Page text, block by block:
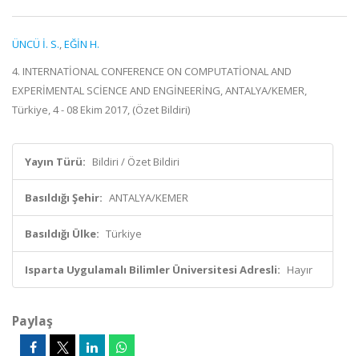
ÜNCÜ İ. S.,EĞİN H.
4. INTERNATİONAL CONFERENCE ON COMPUTATİONAL AND
EXPERİMENTAL SCİENCE AND ENGİNEERİNG, ANTALYA/KEMER,
Türkiye, 4 - 08 Ekim 2017, (Özet Bildiri)
Yayın Türü: Bildiri / Özet Bildiri
Basıldığı Şehir: ANTALYA/KEMER
Basıldığı Ülke: Türkiye
Isparta Uygulamalı Bilimler Üniversitesi Adresli: Hayır
Paylaş